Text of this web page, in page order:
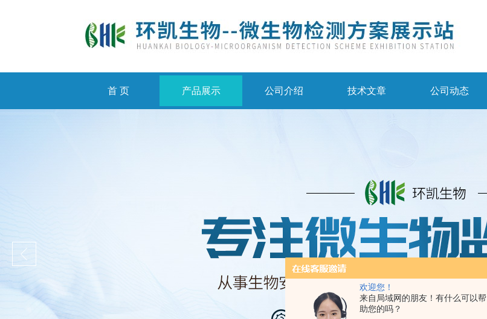
欢迎您！
来自局域网的朋友！有什么可以帮
助您的吗？
首 页 产品展示 公司介绍 技术文章 公司动态